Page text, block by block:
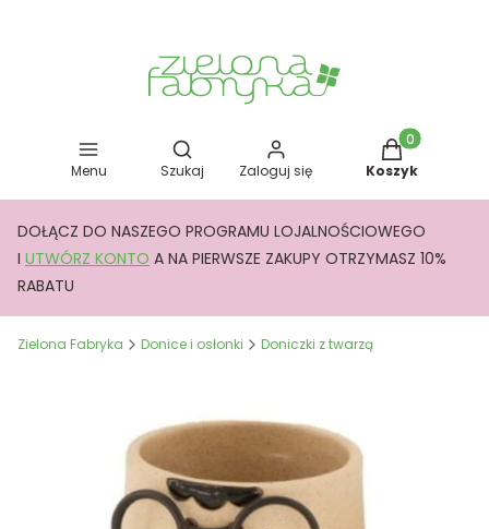
Menu
Otwórz wyszukiwarkę
Szukaj Zaloguj się
Produkty w
Koszyk
DOŁĄCZ DO NASZEGO PROGRAMU LOJALNOŚCIOWEGO
I UTWÓRZ KONTO A NA PIERWSZE ZAKUPY OTRZYMASZ 10%
RABATU
Zielona Fabryka Donice i osłonki Doniczki z twarzą